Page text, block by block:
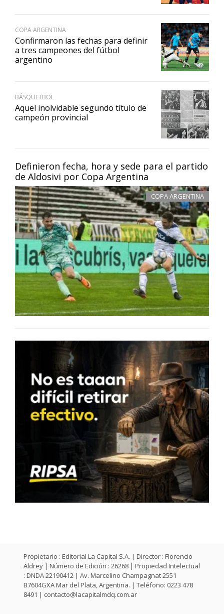
Definieron fecha, hora y sede para el partido
de Aldosivi por Copa Argentina
COPA ARGENTINA
COPA ARGENTINA
Confirmaron las fechas para definir
a tres campeones del fútbol
argentino
BÁSQUETBOL
Aquel inolvidable segundo título de
campeón provincial
Propietario : Editorial La Capital S.A. | Director : Florencio
Aldrey | Número de Edición : 26268 | Propiedad Intelectual
: DNDA 22190412 | Av. Marcelino Champagnat 2551
B7604GXA Mar del Plata, Argentina. | Teléfono: 0223 478
8491 | contacto@lacapitalmdq.com.ar